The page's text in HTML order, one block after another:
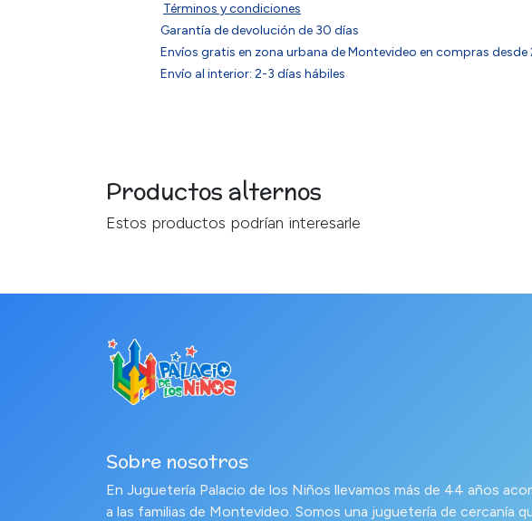
Términos y condiciones
Garantía de devolución de 30 días
Envíos gratis en zona urbana de Montevideo en compras
Envío al interior: 2-3 días hábiles
Productos alternos
Estos productos podrían interesarle
Sobre nosotros
En Juguetería Palacio de los Niños llevamos más de 44 años
a las familias de Montevideo. Somos una juguetería de cercanía